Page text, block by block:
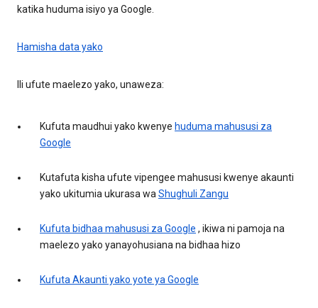
katika huduma isiyo ya Google.
Hamisha data yako
Ili ufute maelezo yako, unaweza:
Kufuta maudhui yako kwenye huduma mahususi za
Google
Kutafuta kisha ufute vipengee mahususi kwenye akaunti
yako ukitumia ukurasa wa Shughuli Zangu
Kufuta bidhaa mahususi za Google , ikiwa ni pamoja na
maelezo yako yanayohusiana na bidhaa hizo
Kufuta Akaunti yako yote ya Google